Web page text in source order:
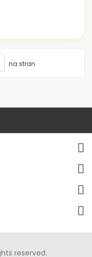
na stran
reserved.